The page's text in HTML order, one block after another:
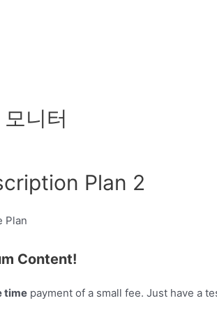
니터
Plan 2
Plan
Content!
time payment of a small fee. Just have a